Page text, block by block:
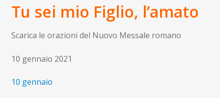
Tu sei mio Figlio, l’amato
Scarica le orazioni del Nuovo Messale romano
10 gennaio 2021
10 gennaio